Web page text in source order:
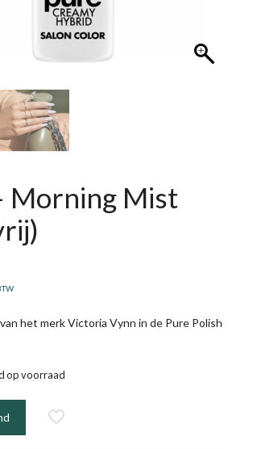
Morning Mist
het merk Victoria Vynn in de Pure Polish
op voorraad